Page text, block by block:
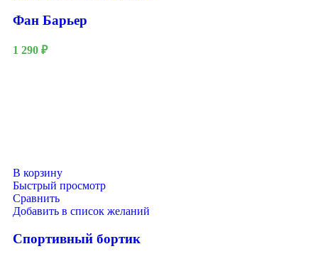
Фан Барьер
1 290 ₽
В корзину
Быстрый просмотр
Сравнить
Добавить в список желаний
Спортивный бортик